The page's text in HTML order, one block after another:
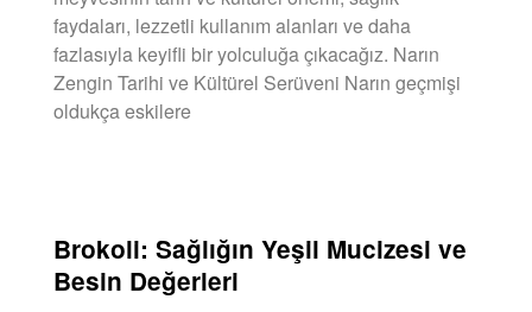
faydaları, lezzetli kullanım alanları ve daha
fazlasıyla keyifli bir yolculuğa çıkacağız. Narın
Zengin Tarihi ve Kültürel Serüveni Narın geçmişi
oldukça eskilere
Brokoli: Sağlığın Yeşil Mucizesi ve
Besin Değerleri